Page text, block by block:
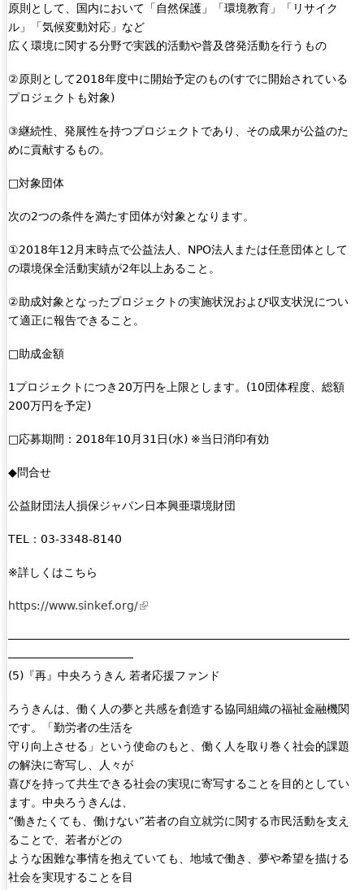
原則として、国内において「自然保護」「環境教育」「リサイク
ル」「気候変動対応」など
広く環境に関する分野で実践的活動や普及啓発活動を行うもの
②原則として2018年度中に開始予定のもの(すでに開始されている
プロジェクトも対象)
③継続性、発展性を持つプロジェクトであり、その成果が公益のた
めに貢献するもの。
□対象団体
次の2つの条件を満たす団体が対象となります。
①2018年12月末時点で公益法人、NPO法人または任意団体として
の環境保全活動実績が2年以上あること。
②助成対象となったプロジェクトの実施状況および収支状況につい
て適正に報告できること。
□助成金額
1プロジェクトにつき20万円を上限とします。(10団体程度、総額
200万円を予定)
□応募期間：2018年10月31日(水) ※当日消印有効
◆問合せ
公益財団法人損保ジャパン日本興亜環境財団
TEL：03-3348-8140
※詳しくはこちら
https://www.sinkef.org/(
i
k
s
x
e
n
l
――――――――――――――――――――――――――――――
―――――――――――
(5)『再』中央ろうきん 若者応援ファンド
ろうきんは、働く人の夢と共感を創造する協同組織の福祉金融機関
です。「勤労者の生活を
守り向上させる」という使命のもと、働く人を取り巻く社会的課題
の解決に寄写し、人々が
喜びを持って共生できる社会の実現に寄写することを目的としてい
ます。中央ろうきんは、
“働きたくても、働けない”若者の自立就労に関する市民活動を支え
ることで、若者がどの
ような困難な事情を抱えていても、地域で働き、夢や希望を描ける
社会を実現することを目